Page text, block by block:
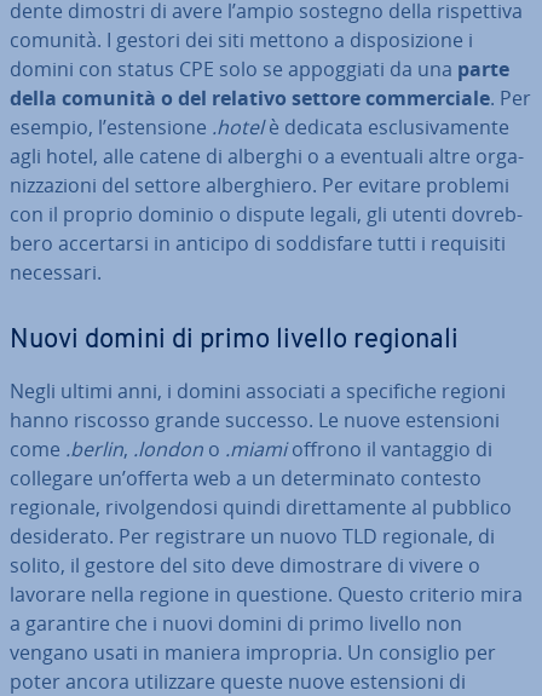
den­te dimostri di avere l’ampio sostegno della ri­spet­ti­va
comunità. I gestori dei siti mettono a di­spo­si­zio­ne i
domini con status CPE solo se ap­pog­gia­ti da una parte
della comunità o del relativo settore com­mer­cia­le. Per
esempio, l’esten­sio­ne .hotelè dedicata esclu­si­va­men­te
agli hotel, alle catene di alberghi o a eventuali altre or­ga­
niz­za­zio­ni del settore al­ber­ghie­ro. Per evitare problemi
con il proprio dominio o dispute legali, gli utenti do­vreb­
be­ro ac­cer­tar­si in anticipo di sod­di­sfa­re tutti i requisiti
necessari.
Nuovi domini di primo livello regionali
Negli ultimi anni, i domini associati a spe­ci­fi­che regioni
hanno riscosso grande successo. Le nuove esten­sio­ni
come .berlin, .london o .miamioffrono il vantaggio di
collegare un’offerta web a un de­ter­mi­na­to contesto
regionale, ri­vol­gen­do­si quindi di­ret­ta­men­te al pubblico
de­si­de­ra­to. Per re­gi­stra­re un nuovo TLD regionale, di
solito, il gestore del sito deve di­mo­stra­re di vivere o
lavorare nella regione in questione. Questo criterio mira
a garantire che i nuovi domini di primo livello non
vengano usati in maniera impropria. Un consiglio per
poter ancora uti­liz­za­re queste nuove esten­sio­ni di